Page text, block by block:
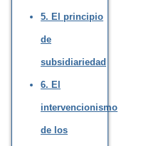
5. El principio
de
subsidiariedad
6. El
intervencionismo
de los